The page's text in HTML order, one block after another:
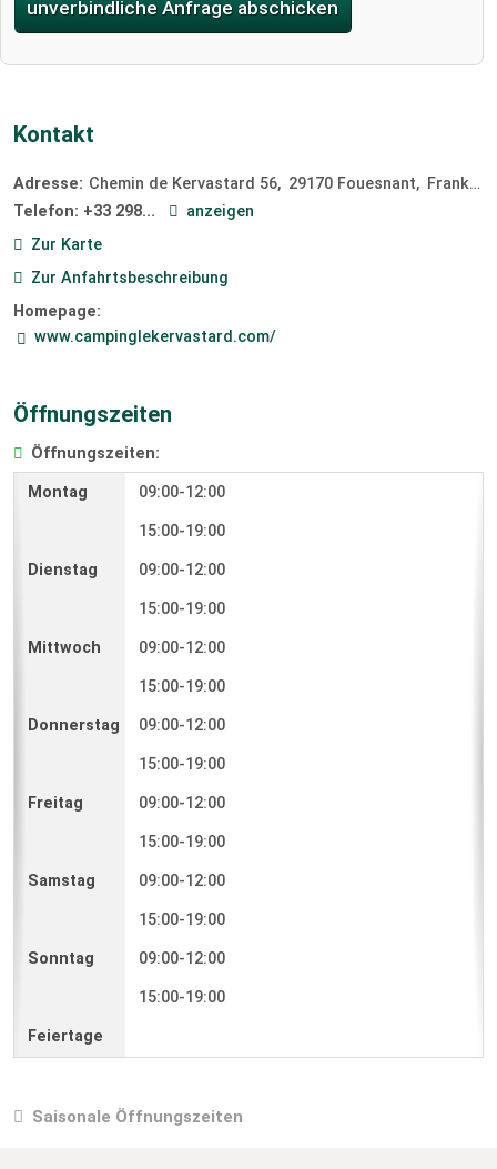
unverbindliche Anfrage abschicken
Kontakt
Adresse: Chemin de Kervastard 56 29170 Fouesnant
Frankreich
Telefon: +33 298...
anzeigen
Zur Karte
Zur Anfahrtsbeschreibung
Homepage:
www.campinglekervastard.com/
Öffnungszeiten
Öffnungszeiten:
09:00-12:00
15:00-19:00
09:00-12:00
15:00-19:00
09:00-12:00
15:00-19:00
09:00-12:00
15:00-19:00
09:00-12:00
15:00-19:00
09:00-12:00
15:00-19:00
09:00-12:00
15:00-19:00
Saisonale Öffnungszeiten